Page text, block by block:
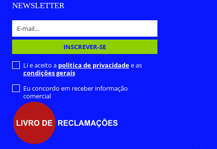
NEWSLETTER
Li e aceito a politica de privacidadee as
condições gerais
Eu concordo em receber informação
comercial